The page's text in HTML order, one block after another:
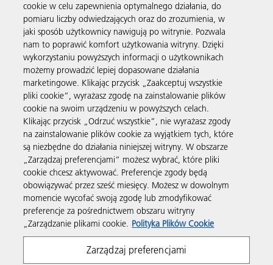
Usługi biznesowe
Produkty i usługi
Wsparcie i kontakt
Materiały dodatkowe
Obserwuj nas
cookie w celu zapewnienia optymalnego działania, do
pomiaru liczby odwiedzających oraz do zrozumienia, w
jaki sposób użytkownicy nawigują po witrynie. Pozwala
nam to poprawić komfort użytkowania witryny. Dzięki
wykorzystaniu powyższych informacji o użytkownikach
możemy prowadzić lepiej dopasowane działania
marketingowe. Klikając przycisk „Zaakceptuj wszystkie
pliki cookie”, wyrażasz zgodę na zainstalowanie plików
cookie na swoim urządzeniu w powyższych celach.
Klikając przycisk „Odrzuć wszystkie”, nie wyrażasz zgody
na zainstalowanie plików cookie za wyjątkiem tych, które
są niezbędne do działania niniejszej witryny. W obszarze
„Zarządzaj preferencjami” możesz wybrać, które pliki
cookie chcesz aktywować. Preferencje zgody będą
obowiązywać przez sześć miesięcy. Możesz w dowolnym
momencie wycofać swoją zgodę lub zmodyfikować
preferencje za pośrednictwem obszaru witryny
„Zarządzanie plikami cookie. Polityka Plików Cookie
Zarządzaj preferencjami